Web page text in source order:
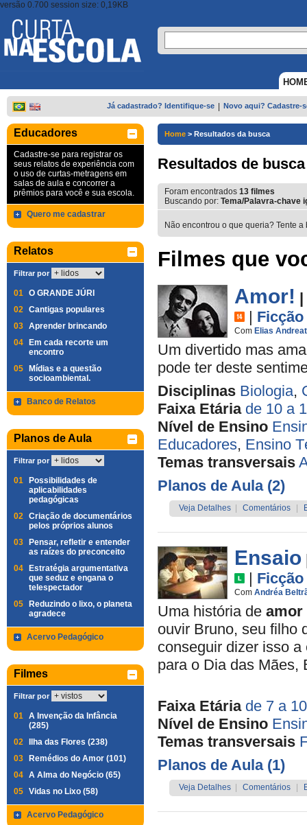
versão 0.700 session size: 0,19KB
Já cadastrado? Identifique-se Novo aqui? Cadastre-
Educadores
Cadastre-se para registrar os
seus relatos de experiência com
o uso de curtas-metragens em
salas de aula e concorrer a
prêmios para você e sua escola.
Quero me cadastrar
Relatos
Filtrar por
01 O GRANDE JÚRI
02 Cantigas populares
03 Aprender brincando
04
Em cada recorte um
encontro
05
Mídias e a questão
socioambiental.
Banco de Relatos
Planos de Aula
Filtrar por
01
Possibilidades de
aplicabilidades
pedagógicas
02 Criação de documentários
pelos próprios alunos
03
Pensar, refletir e entender
as raízes do preconceito
04
Estratégia argumentativa
que seduz e engana o
telespectador
05
Reduzindo o lixo, o planeta
agradece
Acervo Pedagógico
Filmes
Filtrar por
01 A Invenção da Infância
(285)
02
Ilha das Flores (238)
03
Remédios do Amor (101)
04 A Alma do Negócio (65)
05 Vidas no Lixo (58)
Acervo Pedagógico
Home > Resultados da busca
Resultados de busca
Foram encontrados 13 filmes
Buscando por: Tema/Palavra-chave
Não encontrou o que queria? Tente
Filmes que
Amor! |
| Ficção
Com Elias
Um divertido mas
pode ter deste
Disciplinas Biologia,
Faixa Etária de 10 a
Nível de Ensino
Educadores, Ensino
Temas transversais
Planos de Aula (2)
Veja Detalhes Comentários
Ensaio
| Ficção
Com Andréa
Uma história de amor
ouvir Bruno, seu filho
conseguir dizer isso
para o Dia das Mães,
Faixa Etária de 7 a
Nível de Ensino
Temas transversais
Planos de Aula (1)
Veja Detalhes Comentários